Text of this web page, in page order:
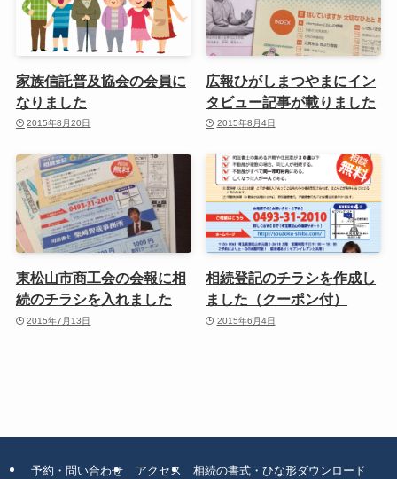
家族信託普及協会の会員に
なりました
2015年8月20日
広報ひがしまつやまにイン
タビュー記事が載りました
2015年8月4日
東松山市商工会の会報に相
続のチラシを入れました
2015年7月13日
相続登記のチラシを作成し
ました（クーポン付）
2015年6月4日
予約・問い合わせ アクセス 相続の書式・ひな形ダウンロード